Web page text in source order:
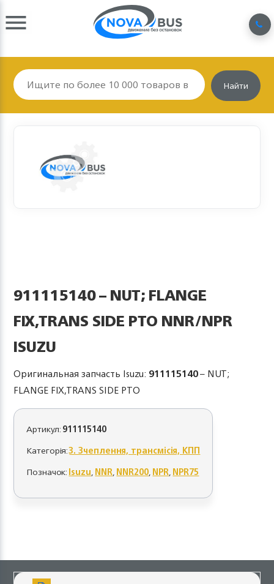
Найти
911115140 – NUT; FLANGE
FIX,TRANS SIDE PTO NNR/NPR
ISUZU
Оригинальная запчасть Isuzu: 911115140– NUT;
FLANGE FIX,TRANS SIDE PTO
Артикул:911115140
Категорія:3. Зчеплення, трансмісія, КПП
Позначок:Isuzu,NNR,NNR200,NPR,NPR75